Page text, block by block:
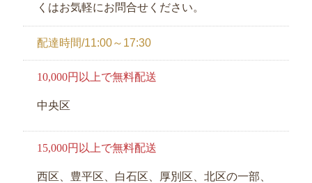
くはお気軽にお問合せください。
配達時間/11:00～17:30
10,000円以上で無料配送
中央区
15,000円以上で無料配送
西区、豊平区、白石区、厚別区、北区の一部、